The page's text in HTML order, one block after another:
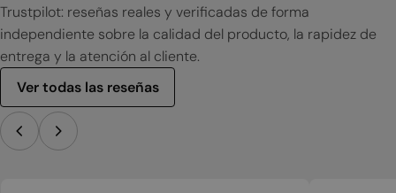
Trustpilot: reseñas reales y verificadas de forma
independiente sobre la calidad del producto, la rapidez de
entrega y la atención al cliente.
Ver todas las reseñas